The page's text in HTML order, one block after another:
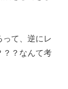
って、逆にレ
？？なんて考